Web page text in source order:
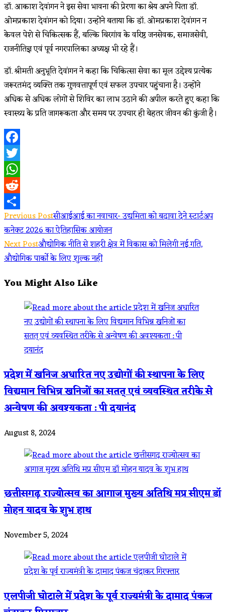
डॉ. आकाश देवांगन ने इस सेवा भावना की प्रेरणा का श्रेय अपने पिता डॉ.
ओमप्रकाश देवांगन को दिया। उन्होंने बताया कि डॉ. ओमप्रकाश देवांगन न
केवल पेशे से चिकित्सक हैं, बल्कि बिरगांव के वरिष्ठ जनसेवक, समाजसेवी,
राजनीतिज्ञ एवं पूर्व नगरपालिका अध्यक्ष भी रहे हैं।
डॉ. श्रीमती अनुभूति देवांगन ने कहा कि चिकित्सा सेवा का मूल उद्देश्य प्रत्येक
जरूरतमंद व्यक्ति तक गुणवत्तापूर्ण एवं सफल उपचार पहुंचाना है। उन्होंने
अधिक से अधिक लोगों से शिविर का लाभ उठाने की अपील करते हुए कहा कि
स्वास्थ्य के प्रति जागरूकता और समय पर उपचार ही बेहतर जीवन की कुंजी है।
Facebook
Twitter
WhatsApp
Reddit
Share
Read
more
articles
Previous Postसीआईआई का नवाचार- उद्यमिता को बढ़ावा देने स्टार्टअप
कनेक्ट 2026 का ऐतिहासिक आयोजन
Next Postऔद्योगिक नीति से शहरी क्षेत्र में विकास को मिलेगी नई गति,
औद्योगिक पार्को के लिए शुल्क नहीं
You Might Also Like
प्रदेश में खनिज अधारित नए उद्योगों की स्थापना के लिए
विद्यमान विभिन्न खनिजों का सतत् एवं व्यवस्थित तरीके से
अन्वेषण की अवश्यकता : पी दयानंद
August 8, 2024
छत्तीसगढ़ राज्योत्सव का आगाज मुख्य अतिथि मप्र सीएम डॉ
मोहन यादव के शुभ हाथ
November 5, 2024
एलपीजी घोटाले में प्रदेश के पूर्व राज्यमंत्री के दामाद पंकज